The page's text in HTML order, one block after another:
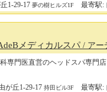
1-29-17 夢の樹ヒルズ1F 最寄駅:
メディカルスパ / アー
専門医直営のヘッドスパ専門店
が丘1-29-17 持田ビル3F 最寄駅: